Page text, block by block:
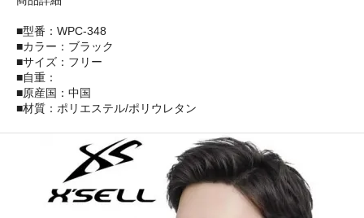
■型番：WPC-348
■カラー：ブラック
■サイズ：フリー
■自重：
■原産国：中国
■材質：ポリエステル/ポリウレタン